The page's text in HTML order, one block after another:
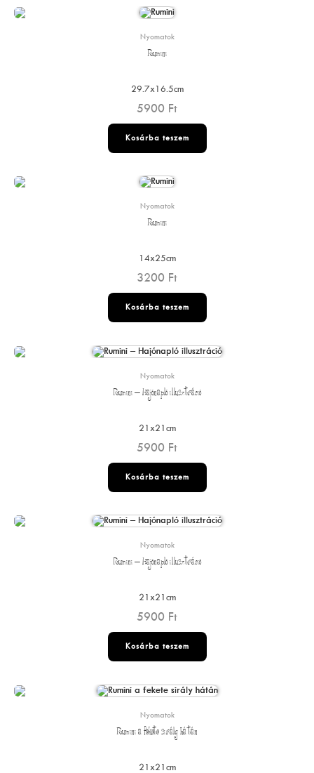
Nyomatok
Rumini
29.7x16.5cm
5900 Ft
Kosárba teszem
Nyomatok
Rumini
14x25cm
3200 Ft
Kosárba teszem
Nyomatok
Rumini – Hajónapló illusztráció
21x21cm
5900 Ft
Kosárba teszem
Nyomatok
Rumini – Hajónapló illusztráció
21x21cm
5900 Ft
Kosárba teszem
Nyomatok
Rumini a fekete sirály hátán
21x21cm